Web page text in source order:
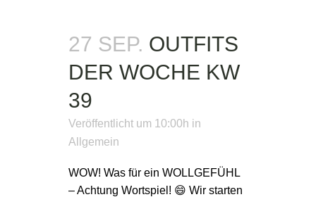
27 SEP. OUTFITS
DER WOCHE KW
39
Veröffentlicht um 10:00h in
Allgemein
WOW! Was für ein WOLLGEFÜHL
– Achtung Wortspiel! 😄 Wir starten